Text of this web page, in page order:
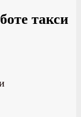
такси